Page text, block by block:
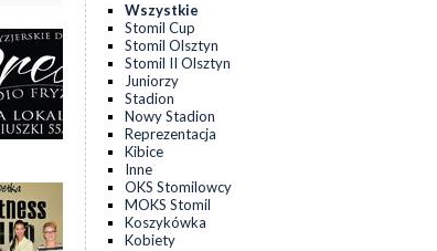
Wszystkie
Stomil Cup
Stomil Olsztyn
Stomil II Olsztyn
Juniorzy
Stadion
Nowy Stadion
Reprezentacja
Kibice
Inne
OKS Stomilowcy
MOKS Stomil
Koszykówka
Kobiety